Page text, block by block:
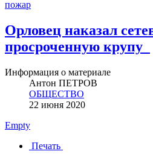
пожар
Орловец наказал
просроченную крупу
Информация о материале
Антон ПЕТРОВ
ОБЩЕСТВО
22 июня 2020
Empty
Печать